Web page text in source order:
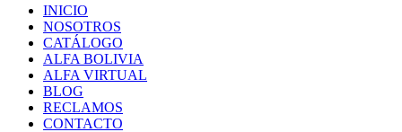
INICIO
NOSOTROS
CATÁLOGO
ALFA BOLIVIA
ALFA VIRTUAL
BLOG
RECLAMOS
CONTACTO